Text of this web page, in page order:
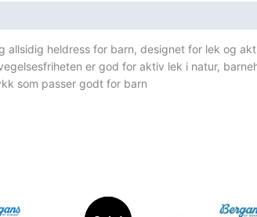
allsidig heldress for barn, designet for lek og
er god for aktiv lek i natur,
som passer godt for barn